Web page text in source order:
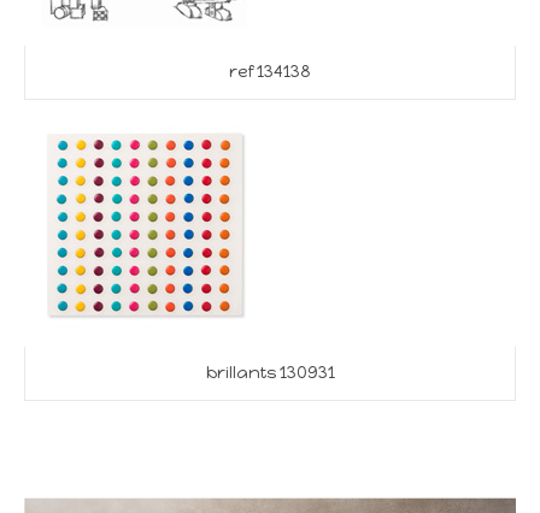
ref 134138
brillants 130931